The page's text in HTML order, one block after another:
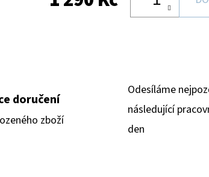
doručení
zboží
Odesíláme
následující
den